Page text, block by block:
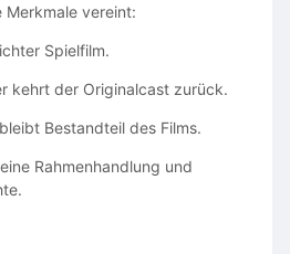
und falls vorhanden
senden. Die Bewerbungen
PDF zum Download verfügbar.
vereint:
Spielfilm.
kehrt der Originalcast zurück.
Bestandteil des Films.
Rahmenhandlung und